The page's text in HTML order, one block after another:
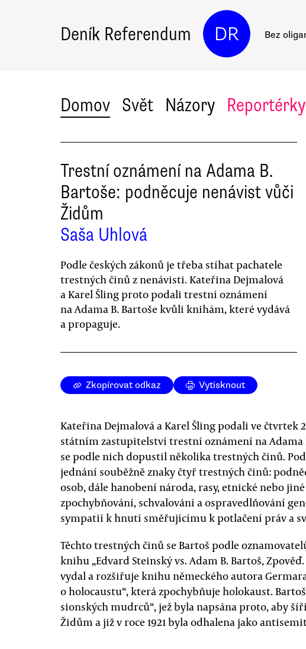
Deník Referendum DR Bez
Domov Svět Názory Reportérky
Trestní oznámení na Adama B.
Bartoše: podněcuje nenávist vůči
Židům
Saša Uhlová
Podle českých zákonů je třeba stíhat pachatele
trestných činů z nenávisti. Kateřina Dejmalová
a Karel Šling proto podali trestní oznámení
na Adama B. Bartoše kvůli knihám, které vydává
a propaguje.
Zkopírovat odkaz Vytisknout
Kateřina Dejmalová a Karel Šling podali ve čtvrtek
státním zastupitelství trestní oznámení na Adama
se podle nich dopustil několika trestných činů.
jednání souběžně znaky čtyř trestných činů:
osob, dále hanobení národa, rasy, etnické nebo
zpochybňování, schvalování a ospravedlňování
sympatií k hnutí směřujícímu k potlačení práv a
Těchto trestných činů se Bartoš podle
knihu „Edvard Steinský vs. Adam B. Bartoš,
vydal a rozšiřuje knihu německého autora
o holocaustu“, která zpochybňuje holokaust.
sionských mudrců“, jež byla napsána proto, aby
Židům a již v roce 1921 byla odhalena jako